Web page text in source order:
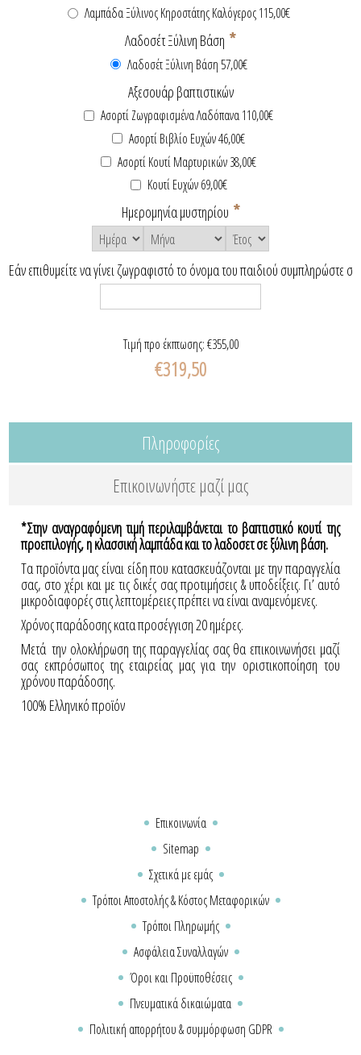
Λαμπάδα Ξύλινος Κηροστάτης Καλόγερος 115,00€
Λαδοσέτ Ξύλινη Βάση *
Λαδοσέτ Ξύλινη Βάση 57,00€
Αξεσουάρ βαπτιστικών
Ασορτί Ζωγραφισμένα Λαδόπανα 110,00€
Ασορτί Βιβλίο Ευχών 46,00€
Ασορτί Κουτί Μαρτυρικών 38,00€
Κουτί Ευχών 69,00€
Ημερομηνία μυστηρίου *
Εάν επιθυμείτε να γίνει ζωγραφιστό το όνομα του παιδιού συμπληρώστε
Τιμή προ έκπτωσης:€355,00
€319,50
Πληροφορίες
Επικοινωνήστε μαζί μας
*Στην αναγραφόμενη τιμή περιλαμβάνεται το βαπτιστικό κουτί της
προεπιλογής, η κλασσική λαμπάδα και το λαδοσετ σε ξύλινη βάση.
Τα προϊόντα μας είναι είδη που κατασκευάζονται με την παραγγελία
σας, στο χέρι και με τις δικές σας προτιμήσεις & υποδείξεις. Γι’ αυτό
μικροδιαφορές στις λεπτομέρειες πρέπει να είναι αναμενόμενες.
Χρόνος παράδοσης κατα προσέγγιση 20 ημέρες.
Μετά την ολοκλήρωση της παραγγελίας σας θα επικοινωνήσει μαζί
σας εκπρόσωπος της εταιρείας μας για την οριστικοποίηση του
χρόνου παράδοσης.
100% Ελληνικό προϊόν
Επικοινωνία
Sitemap
Σχετικά με εμάς
Τρόποι Αποστολής & Κόστος Μεταφορικών
Τρόποι Πληρωμής
Ασφάλεια Συναλλαγών
Όροι και Προϋποθέσεις
Πνευματικά δικαιώματα
Πολιτική απορρήτου & συμμόρφωση GDPR